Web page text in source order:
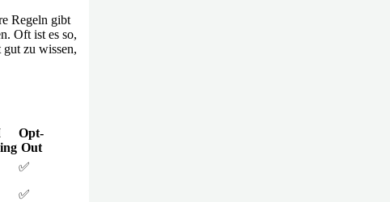
Regeln gibt
Oft ist es so,
gut zu wissen,
Opt-
Out
✅
✅